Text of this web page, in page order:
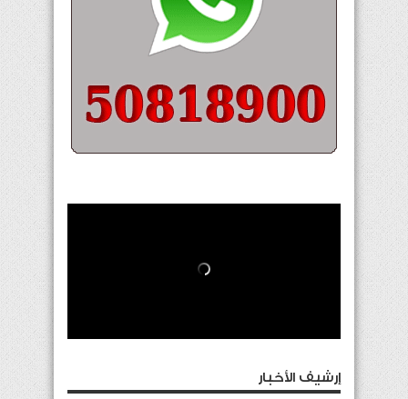
إرشيف الأخبار